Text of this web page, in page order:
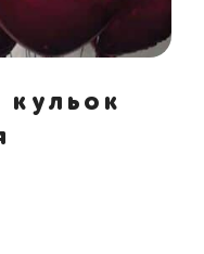
кульок